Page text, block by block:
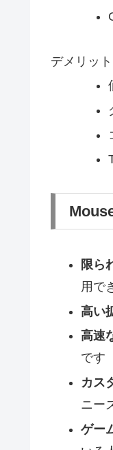
デメリット
限ら
用で
高い
高速
です
カス
ニー
ゲー